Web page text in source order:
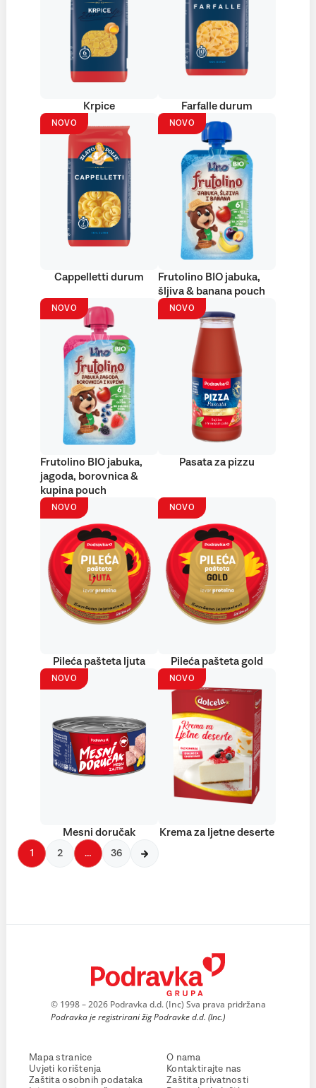
Krpice Farfalle durum
NOVO
Cappelletti durum
NOVO
Frutolino BIO jabuka,
šljiva & banana pouch
NOVO
Frutolino BIO jabuka,
jagoda, borovnica &
kupina pouch
NOVO
Pasata za pizzu
NOVO
Pileća pašteta ljuta
NOVO
Pileća pašteta gold
NOVO
Mesni doručak
NOVO
Krema za ljetne deserte
1 2 … 36
© 1998 – 2026 Podravka d.d. (Inc) Sva prava pridržana
Podravka je registrirani žig Podravke d.d. (Inc.)
Mapa stranice
Uvjeti korištenja
Zaštita osobnih podataka
O nama
Kontaktirajte nas
Zaštita privatnosti